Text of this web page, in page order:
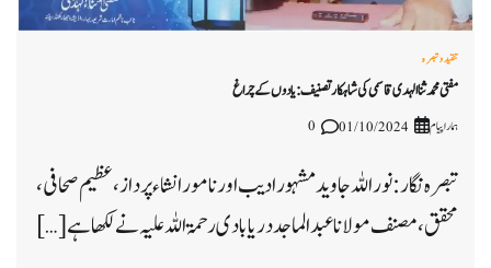
تنقید و تبصرہ
مفتی محمد ثنا الہدی قاسمی کی شاہکار تصنیف : یادوں کے چراغ
ہمارا پیام 01/10/2024
0
تبصرہ نگار: نور اللہ جاوید مشہور ادیب اور نامور انشاء پرداز، عظیم صحافی،
محقق، مصنف مولانا عبد الماجد دریا بادی رحمۃاللہ علیہ نے لکھا ہے […]